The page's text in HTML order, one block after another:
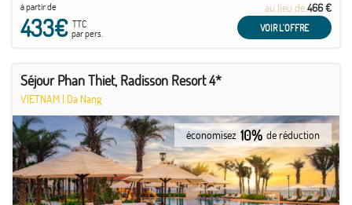
à partir de
433€TTC
par pers.
au lieu de466 €
VOIR L'OFFRE
Séjour Phan Thiet, Radisson Resort 4*
VIETNAM | Da Nang
économisez 10% de réduction